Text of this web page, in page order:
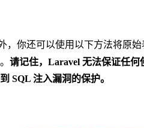
，你还可以使用以下方法将原始
请记住，Laravel 无法保证任何
SQL 注入漏洞的保护。